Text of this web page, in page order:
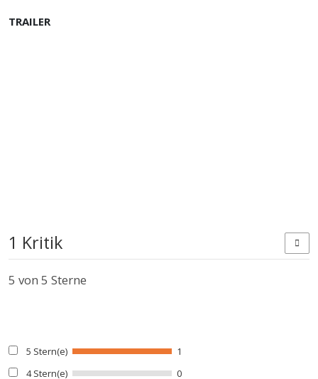
TRAILER
1 Kritik
5 von 5 Sterne
5 Stern(e)
1
4 Stern(e)
0